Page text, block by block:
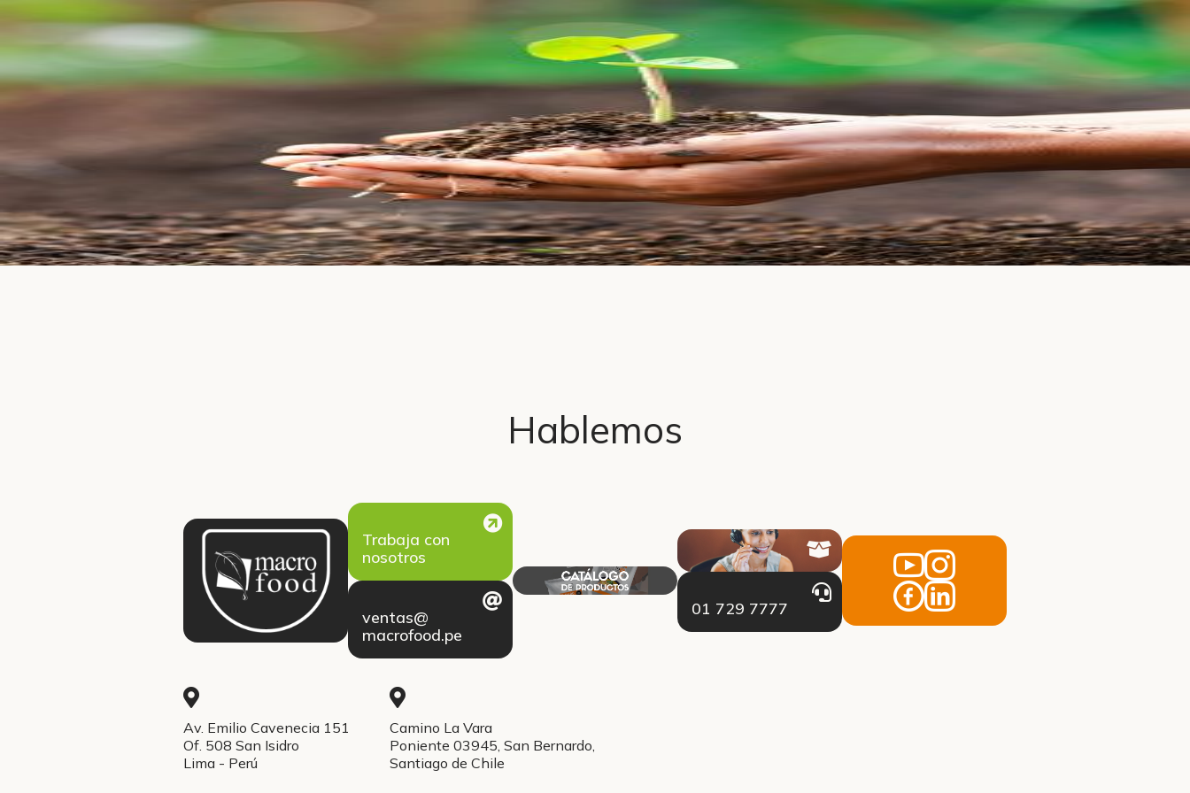
Hablemos
Trabaja con
nosotros
ventas@
macrofood.pe
01 729 7777
Av. Emilio Cavenecia 151
Of. 508 San Isidro
Lima - Perú
Camino La Vara
Poniente 03945, San Bernardo,
Santiago de Chile